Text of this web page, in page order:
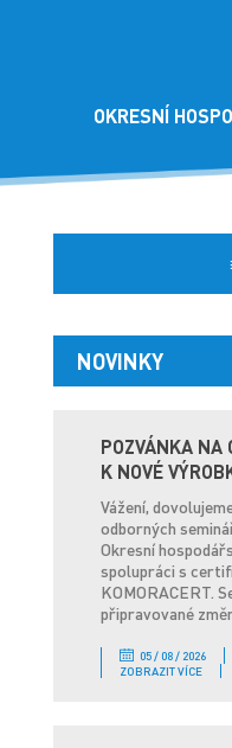
OKRESNÍ
NOVINKY
POZVÁNKA NA
K NOVÉ
Vážení,
odborných
Okresní
spolupráci s
KOMORACERT.
připravované
05 / 08 / 2026
ZOBRAZIT VÍCE